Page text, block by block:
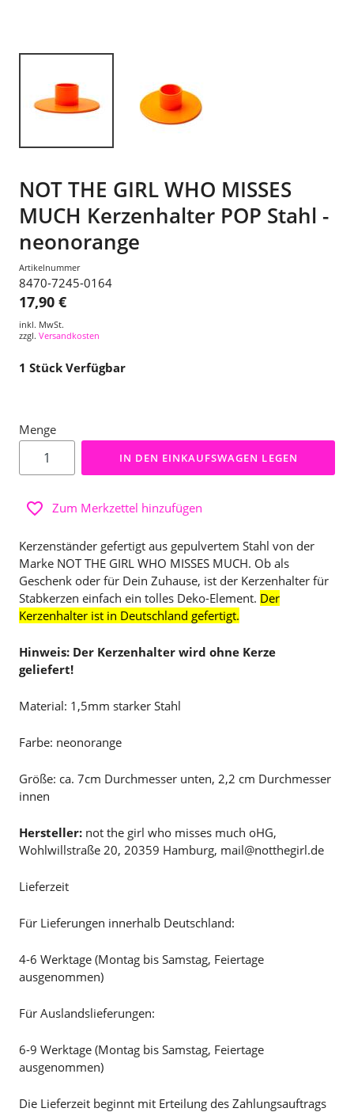
NOT THE GIRL WHO MISSES
MUCH Kerzenhalter POP Stahl -
neonorange
Artikelnummer
8470-7245-0164
17,90 €
inkl. MwSt.
zzgl. Versandkosten
1 Stück Verfügbar
Menge
IN DEN EINKAUFSWAGEN LEGEN
Zum Merkzettel hinzufügen
Kerzenständer gefertigt aus gepulvertem Stahl von der
Marke NOT THE GIRL WHO MISSES MUCH. Ob als
Geschenk oder für Dein Zuhause, ist der Kerzenhalter für
Stabkerzen einfach ein tolles Deko-Element. Der
Kerzenhalter ist in Deutschland gefertigt.
Hinweis: Der Kerzenhalter wird ohne Kerze
geliefert!
Material: 1,5mm starker Stahl
Farbe: neonorange
Größe: ca. 7cm Durchmesser unten, 2,2 cm Durchmesser
innen
Hersteller: not the girl who misses much oHG,
Wohlwillstraße 20, 20359 Hamburg, mail@notthegirl.de
Lieferzeit
Für Lieferungen innerhalb Deutschland:
4-6 Werktage (Montag bis Samstag, Feiertage
ausgenommen)
Für Auslandslieferungen:
6-9 Werktage (Montag bis Samstag, Feiertage
ausgenommen)
Die Lieferzeit beginnt mit Erteilung des Zahlungsauftrags